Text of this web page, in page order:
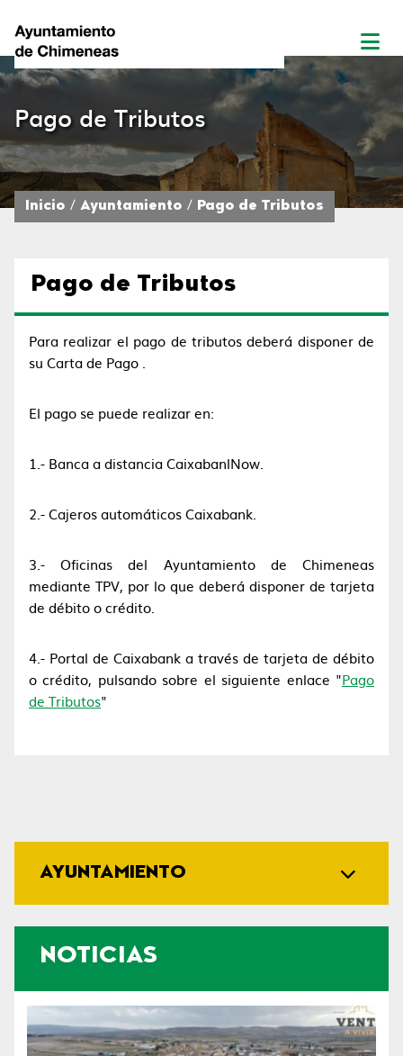
Pago de Tributos
Inicio Ayuntamiento Pago de Tributos
AYUNTAMIENTO
NOTICIAS
Pago de Tributos
Para realizar el pago de tributos deberá disponer de
su Carta de Pago .
El pago se puede realizar en:
1.- Banca a distancia CaixabanlNow.
2.- Cajeros automáticos Caixabank.
3.- Oficinas del Ayuntamiento de Chimeneas
mediante TPV, por lo que deberá disponer de tarjeta
de débito o crédito.
4.- Portal de Caixabank a través de tarjeta de débito
o crédito, pulsando sobre el siguiente enlace "Pago
de Tributos"